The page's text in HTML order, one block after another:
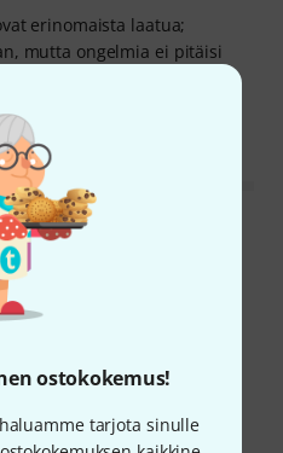
ostokokemus!
tarjota sinulle
erinomaista laatua;
mutta ongelmia ei pitäisi
liitin.
ONGELMASTA
arvostelut